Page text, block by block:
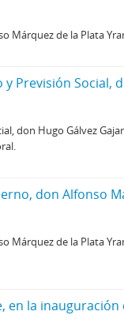
Márquez de la Plata
Previsión Social,
don Hugo Gálvez
Márquez de la Plata